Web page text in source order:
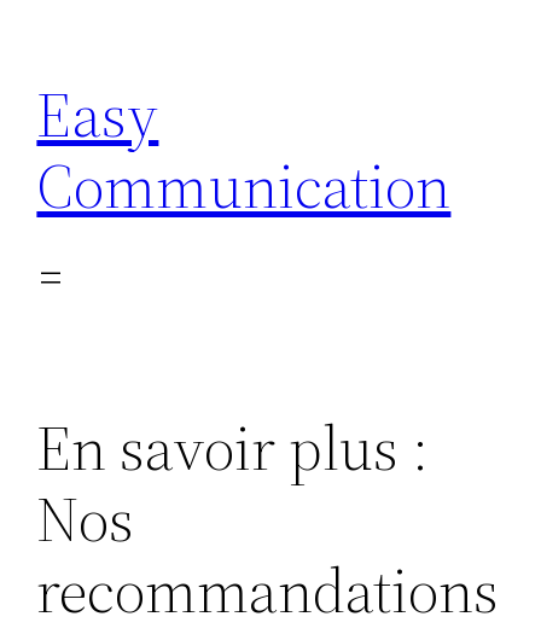
contenu
Easy
Communication
En savoir plus :
Nos
recommandations